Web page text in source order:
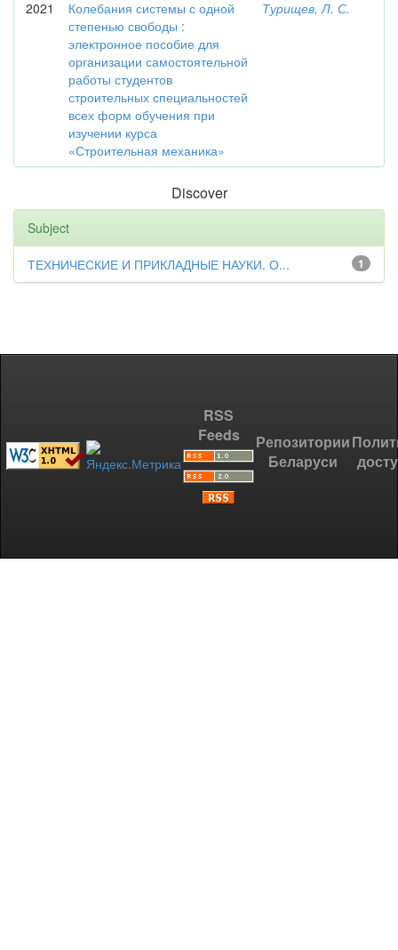
2021
Колебания системы с одной
степенью свободы :
электронное пособие для
организации самостоятельной
работы студентов
строительных специальностей
всех форм обучения при
изучении курса
«Строительная механика»
Турищев, Л. С.
Discover
Subject
1
ТЕХНИЧЕСКИЕ И ПРИКЛАДНЫЕ НАУКИ. О...
RSS
Feeds
Репозитории
Беларуси